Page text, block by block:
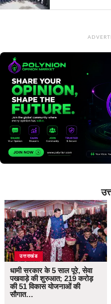
उत्तराखंड
धामी सरकार के 5 साल पूरे, सेवा
पखवाड़े की शुरुआत; 219 करोड़
की 51 विकास योजनाओं की
सौगात…